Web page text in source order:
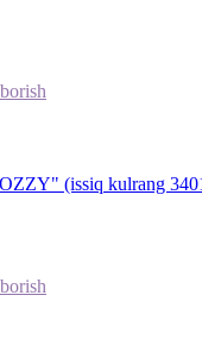
(issiq kulrang